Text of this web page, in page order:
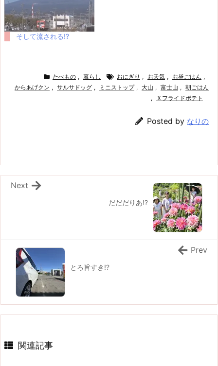
そして流される!?
たべもの , 暮らし おにぎり , お天気 , お昼ごはん ,
からあげクン , サルサドッグ , ミニストップ , 大山 , 富士山 , 朝ごはん
,
Ｘフライドポテト
Posted by なりの
だだだりあ!?
Next
とろ旨すき!?
Prev
関連記事